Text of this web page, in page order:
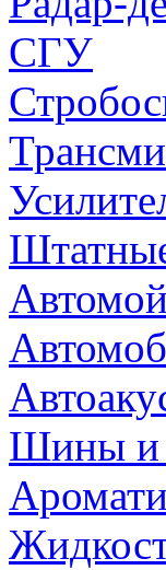
СГУ
Шины и